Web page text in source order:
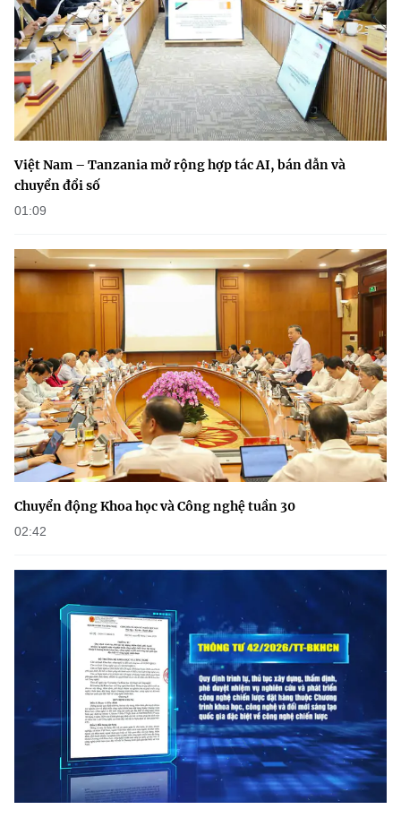
(Ghi rõ nguồn "https://mst.gov.vn" khi phát hành lại thông tin từ
website này)
Việt Nam – Tanzania mở rộng hợp tác AI, bán dẫn và
chuyển đổi số
01:09
Chuyển động Khoa học và Công nghệ tuần 30
02:42